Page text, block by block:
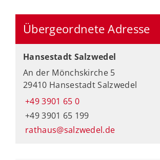
Übergeordnete Adresse
Hansestadt Salzwedel
An der Mönchskirche 5
29410 Hansestadt Salzwedel
+49 3901 65 0
+49 3901 65 199
rathaus@salzwedel.de